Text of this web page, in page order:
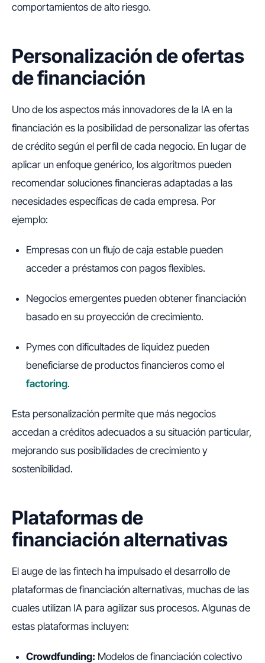
comportamientos de alto riesgo.
Personalización de ofertas
de financiación
Uno de los aspectos más innovadores de la IA en la
financiación es la posibilidad de personalizar las ofertas
de crédito según el perfil de cada negocio. En lugar de
aplicar un enfoque genérico, los algoritmos pueden
recomendar soluciones financieras adaptadas a las
necesidades específicas de cada empresa. Por
ejemplo:
Empresas con un flujo de caja estable pueden
acceder a préstamos con pagos flexibles.
Negocios emergentes pueden obtener financiación
basado en su proyección de crecimiento.
Pymes con dificultades de liquidez pueden
beneficiarse de productos financieros como el
factoring.
Esta personalización permite que más negocios
accedan a créditos adecuados a su situación particular,
mejorando sus posibilidades de crecimiento y
sostenibilidad.
Plataformas de
financiación alternativas
El auge de las fintech ha impulsado el desarrollo de
plataformas de financiación alternativas, muchas de las
cuales utilizan IA para agilizar sus procesos. Algunas de
estas plataformas incluyen:
Crowdfunding: Modelos de financiación colectivo